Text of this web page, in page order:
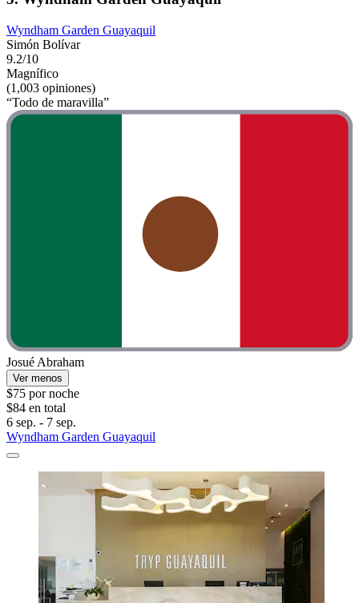
Wyndham Garden Guayaquil
Simón Bolívar
9.2/10
Magnífico
(1,003 opiniones)
“Todo de maravilla”
Josué Abraham
Ver menos
$75 por noche
$84 en total
6 sep. - 7 sep.
Wyndham Garden Guayaquil